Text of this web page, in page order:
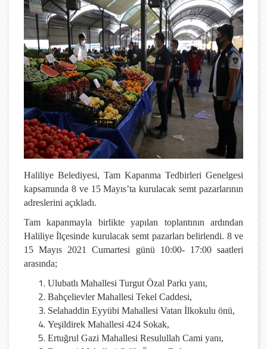
Haliliye Belediyesi, Tam Kapanma Tedbirleri Genelgesi
kapsamında 8 ve 15 Mayıs’ta kurulacak semt pazarlarının
adreslerini açıkladı.
Tam kapanmayla birlikte yapılan toplantının ardından
Haliliye İlçesinde kurulacak semt pazarları belirlendi. 8 ve
15 Mayıs 2021 Cumartesi günü 10:00- 17:00 saatleri
arasında;
Ulubatlı Mahallesi Turgut Özal Parkı yanı,
Bahçelievler Mahallesi Tekel Caddesi,
Selahaddin Eyyübi Mahallesi Vatan İlkokulu önü,
Yeşildirek Mahallesi 424 Sokak,
Ertuğrul Gazi Mahallesi Resulullah Cami yanı,